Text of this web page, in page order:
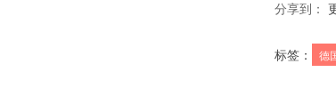
分享到：
标签： 德